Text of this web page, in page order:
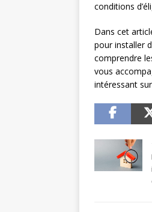
conditions
Dans cet
pour installer
comprendre
vous
intéressant